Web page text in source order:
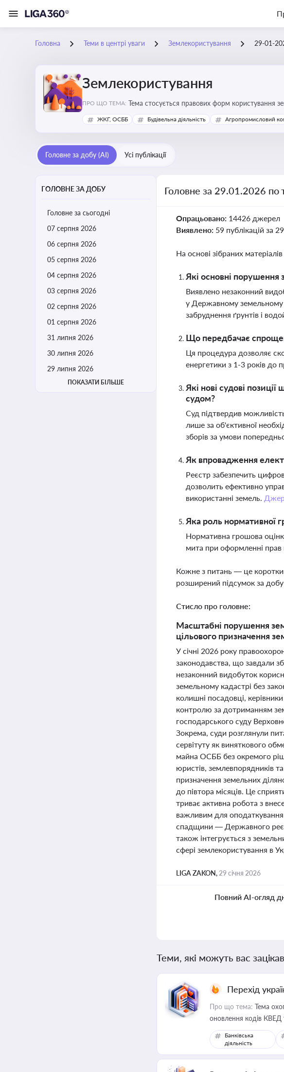
Головна Теми в центрі уваги Землекористування 29-01-
Землекористування
ПРО ЩО ТЕМА: Тема стосується правових форм користування
власності
ЖКГ, ОСББ Будівельна діяльність Агропромисловий
Головне за добу (AI) Усі публікації
ГОЛОВНЕ ЗА ДОБУ
Головне за сьогодні
07 серпня 2026
06 серпня 2026
05 серпня 2026
04 серпня 2026
03 серпня 2026
02 серпня 2026
01 серпня 2026
31 липня 2026
30 липня 2026
29 липня 2026
ПОКАЗАТИ БІЛЬШЕ
Головне за 29.01.2026 по
Опрацьовано: 14426 джерел
Виявлено: 59 публікацій за
На основі зібраних
Які основні порушення
Виявлено незаконний
у Державному земельному
забруднення ґрунтів і
Що передбачає
Ця процедура дозволяє
енергетики з 1-3 років до
Які нові судові
судом?
Суд підтвердив
лише за об'єктивної
зборів за умови
Як впровадження
Реєстр забезпечить
дозволить ефективно
використанні земель.
Яка роль нормативної
Нормативна грошова
мита при оформленні
Кожне з питань — це
розширений підсумок за
Стисло про головне:
Масштабні порушення
цільового призначення
У січні 2026 року
законодавства, що завдали
незаконний видобуток
земельному кадастрі без
колишні посадовці,
контролю за дотриманням
господарського суду
Зокрема, суди розглянули
сервітуту як виняткового
майна ОСББ без окремого
юристів, землевпорядників
призначення земельних
до півтора місяців. Це
триває активна робота з
важливим для оподаткування
спадщини — Державного
також інтегрується з
сфері землекористування в
LIGA ZAKON, 29 січня 2026
Повний AI-огляд
Теми, які можуть вас
Перехід
Про що тема: Тема
оновлення кодів КВЕД
Банківська
діяльність